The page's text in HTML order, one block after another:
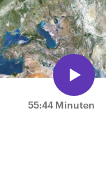
55:44 Minuten